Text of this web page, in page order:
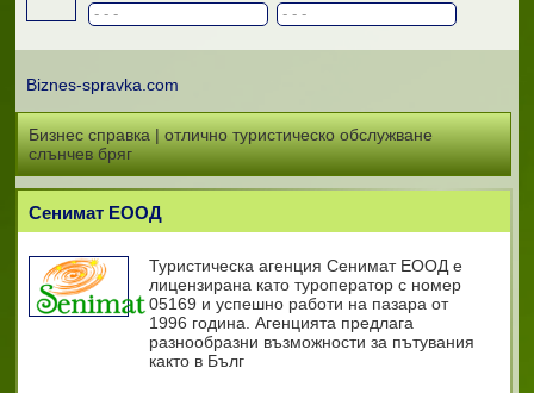
Biznes-spravka.com
Бизнес справка | отлично туристическо обслужване
слънчев бряг
Сенимат ЕООД
Туристическа агенция Сенимат ЕООД е
лицензирана като туроператор с номер
05169 и успешно работи на пазара от
1996 година. Агенцията предлага
разнообразни възможности за пътувания
както в Бълг